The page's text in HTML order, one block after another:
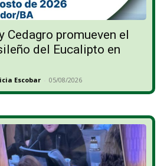
Cedagro promueven el
del Eucalipto en
Escobar - 05/08/2026